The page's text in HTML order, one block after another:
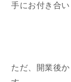
手にお付き合い
ただ、開業後